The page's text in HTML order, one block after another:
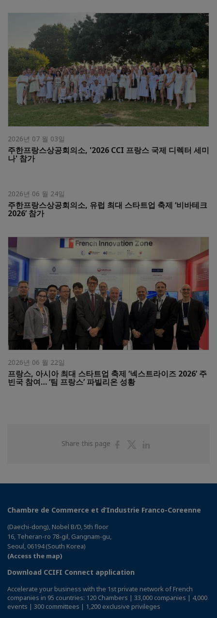
2026년 07 월 03일
주한프랑스상공회의소, '2026 CCI 프랑스 국제 디렉터 세미
나' 참가
2026년 06 월 24일
주한프랑스상공회의소, 유럽 최대 스타트업 축제 ‘비바테크
2026’ 참가
2026년 06 월 22일
프랑스, 아시아 최대 스타트업 축제 ‘넥스트라이즈 2026’ 주
빈국 참여… ‘팀 프랑스’ 파빌리온 성황
Share this page
ShareShare
Chambre de Commerce et d’Industrie Franco-Coreenne
(Daechi-dong), Nobel B/D, 5th floor
16, Teheran-ro 78-gil, Gangnam-gu,
Seoul, 06194 (South Korea)
(Access the map)
Download CCIFI Connect application
Accelerate your business with the 1st private network of French
companies in 95 countries: 120 Chambers | 33,000 companies | 4,000
events | 300 committees | 1,200 exclusive privileges